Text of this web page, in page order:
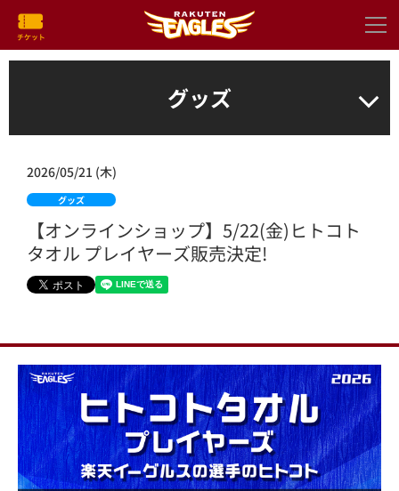
グッズ
2026/05/21 (木)
グッズ
【オンラインショップ】5/22(金)ヒトコト
タオル プレイヤーズ販売決定!